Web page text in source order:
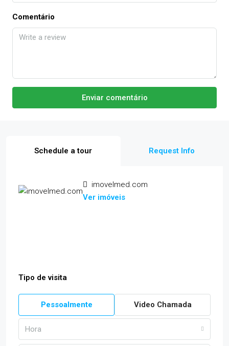
Comentário
Enviar comentário
Schedule a tour Request Info
imovelmed.com
Ver imóveis
Tipo de visita
Pessoalmente Video Chamada
Hora